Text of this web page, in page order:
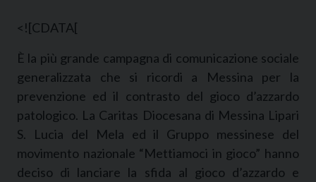
<![CDATA[
È la più grande campagna di comunicazione sociale
generalizzata che si ricordi a Messina per la
prevenzione ed il contrasto del gioco d’azzardo
patologico. La Caritas Diocesana di Messina Lipari
S. Lucia del Mela ed il Gruppo messinese del
movimento nazionale “Mettiamoci in gioco” hanno
deciso di lanciare la sfida al gioco d’azzardo e